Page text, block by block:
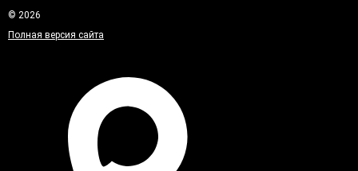
© 2026
Полная версия сайта